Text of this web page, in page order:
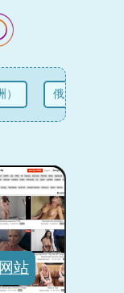
俄罗斯（欧洲）
站